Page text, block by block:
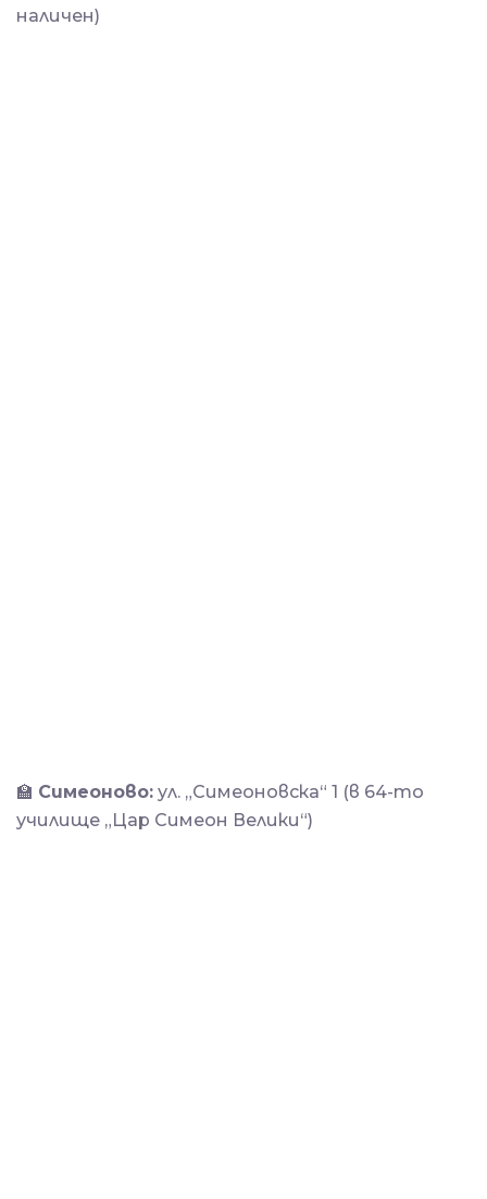
наличен)
🏫 Симеоново: ул. „Симеоновска“ 1 (в 64-то
училище „Цар Симеон Велики“)